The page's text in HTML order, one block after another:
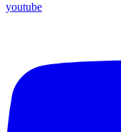
youtube